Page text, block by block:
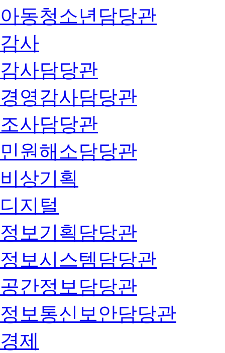
아동청소년담당관
감사
감사담당관
경영감사담당관
조사담당관
민원해소담당관
비상기획
디지털
정보기획담당관
정보시스템담당관
공간정보담당관
정보통신보안담당관
경제